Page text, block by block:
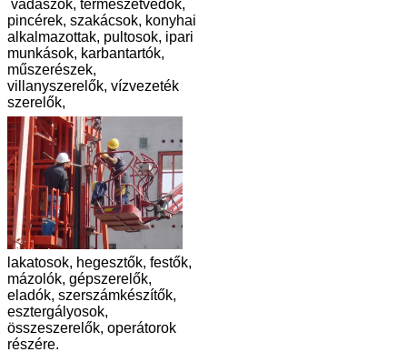
vadászok, természetvédők,
pincérek, szakácsok, konyhai
alkalmazottak, pultosok, ipari
munkások, karbantartók,
műszerészek,
villanyszerelők, vízvezeték
szerelők,
lakatosok, hegesztők, festők,
mázolók, gépszerelők,
eladók, szerszámkészítők,
esztergályosok,
összeszerelők, operátorok
részére.